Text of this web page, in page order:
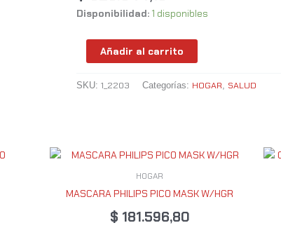
Disponibilidad: 1 disponibles
Añadir al carrito
SKU: 1_2203 Categorías: HOGAR, SALUD
HOGAR
MASCARA PHILIPS PICO MASK W/HGR
$ 181.596,80